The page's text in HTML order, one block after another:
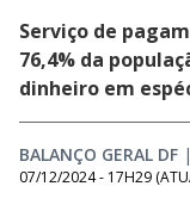
Serviço de
76,4% da
dinheiro em
BALANÇO GERAL DF |
07/12/2024 - 17H29